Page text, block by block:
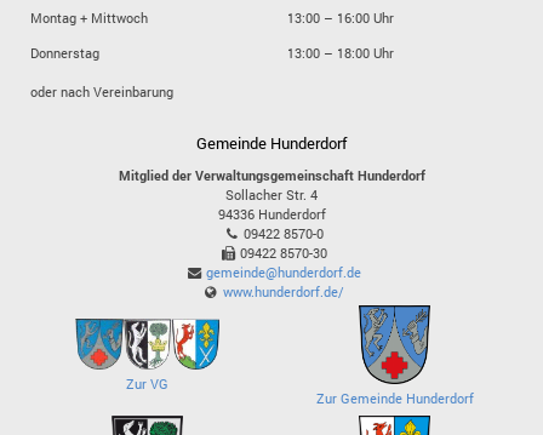
Montag + Mittwoch
13:00 – 16:00 Uhr
Donnerstag
13:00 – 18:00 Uhr
oder nach Vereinbarung
Gemeinde Hunderdorf
Mitglied der Verwaltungsgemeinschaft Hunderdorf
Sollacher Str. 4
94336 Hunderdorf
09422 8570-0
09422 8570-30
gemeinde@hunderdorf.de
www.hunderdorf.de/
Zur VG
Zur Gemeinde Hunderdorf